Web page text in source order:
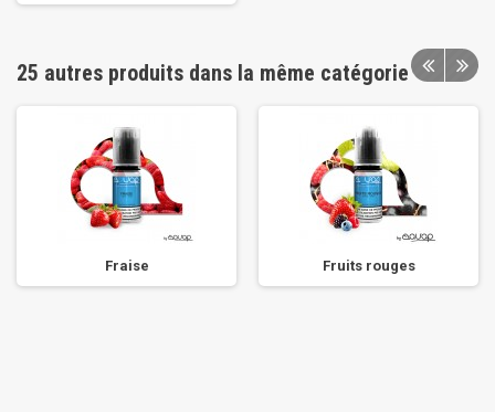
25 autres produits dans la même catégorie
Fraise Fruits rouges